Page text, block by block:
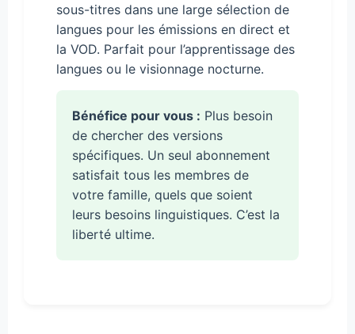
sous-titres dans une large sélection de
langues pour les émissions en direct et
la VOD. Parfait pour l’apprentissage des
langues ou le visionnage nocturne.
Bénéfice pour vous : Plus besoin
de chercher des versions
spécifiques. Un seul abonnement
satisfait tous les membres de
votre famille, quels que soient
leurs besoins linguistiques. C’est la
liberté ultime.